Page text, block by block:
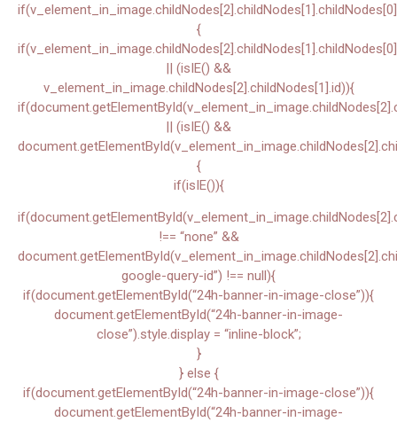
{
|| (isIE() &&
v_element_in_image.childNodes[2].childNodes[1].id)){
|| (isIE() &&
{
if(isIE()){
!== “none” &&
google-query-id”) !== null){
if(document.getElementById(“24h-banner-in-image-close”)){
document.getElementById(“24h-banner-in-image-
close”).style.display = “inline-block”;
}
} else {
if(document.getElementById(“24h-banner-in-image-close”)){
document.getElementById(“24h-banner-in-image-